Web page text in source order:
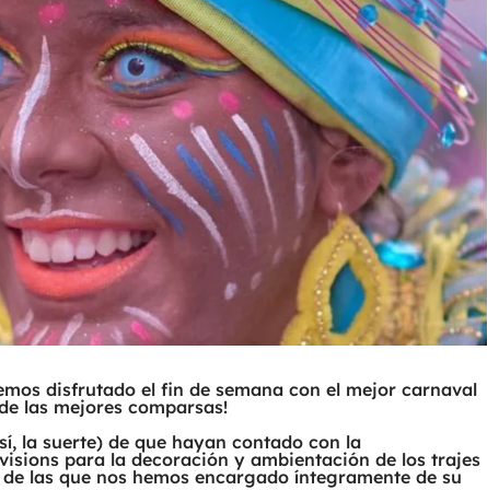
disfrutado el fin de semana con el mejor carnaval
las mejores comparsas!
la suerte) de que hayan contado con la
para la decoración y ambientación de los trajes
las que nos hemos encargado íntegramente de su